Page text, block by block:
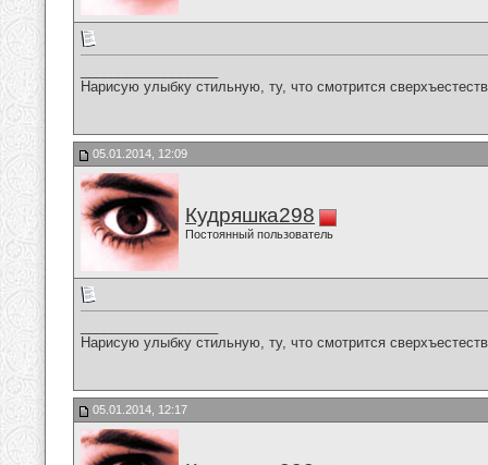
Нарисую улыбку стильную, ту, что смотрится
05.01.2014, 12:09
Кудряшка298
Постоянный пользователь
Нарисую улыбку стильную, ту, что смотрится
05.01.2014, 12:17